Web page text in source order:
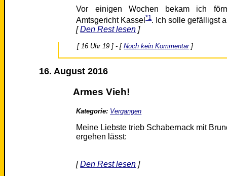
Vor einigen Wochen bekam ich
Amtsgericht Kassel*1. Ich solle gefälligst
[Den Rest lesen ]
[ 16 Uhr 19 ] - [Noch kein Kommentar]
16. August 2016
Armes Vieh!
Kategorie: Vergangen
Meine Liebste trieb Schabernack mit
ergehen lässt:
[Den Rest lesen ]